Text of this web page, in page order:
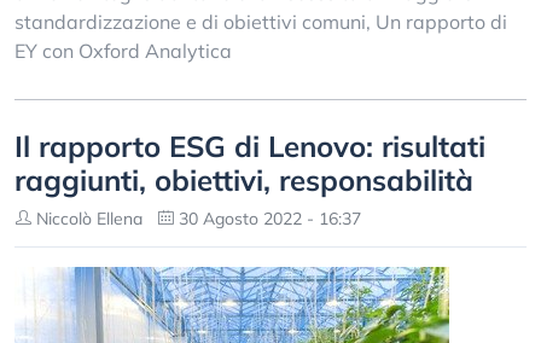
standardizzazione e di obiettivi comuni, Un rapporto di
EY con Oxford Analytica
Il rapporto ESG di Lenovo: risultati
raggiunti, obiettivi, responsabilità
Niccolò Ellena 30 Agosto 2022 - 16:37